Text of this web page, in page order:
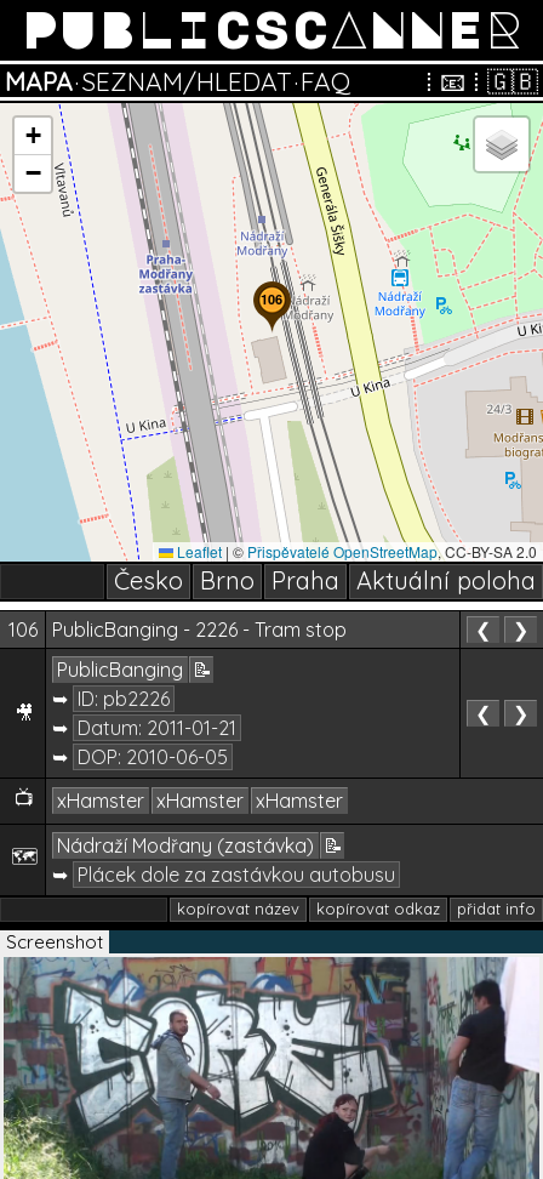
PUBLICSCANNER
MAPA·SEZNAM/HLEDAT·FAQ ⁞ 📧 ⁞ 🇬🇧
27
27
106
+
−
Leaflet | © Přispěvatelé OpenStreetMap, CC-BY-SA 2.0
Česko Brno Praha Aktuální poloha
106 PublicBanging - 2226 - Tram stop ❮ ❯
🎥
PublicBanging 📝
➥ ID: pb2226
➥ Datum: 2011-01-21
➥ DOP: 2010-06-05
❮ ❯
📺 xHamster xHamster xHamster
🗺️ Nádraží Modřany (zastávka) 📝
➥ Plácek dole za zastávkou autobusu
kopírovat název kopírovat odkaz přidat info
Screenshot